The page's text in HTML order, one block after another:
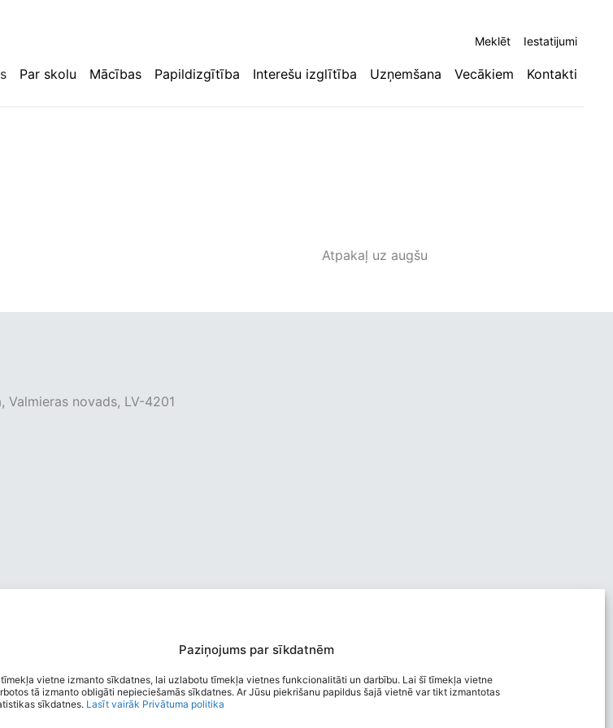
Paziņojums par sīkdatnēm
vietne izmanto sīkdatnes, lai uzlabotu tīmekļa vietnes funkcionalitāti un darbību. Lai šī tīmekļa vietne
tā izmanto obligāti nepieciešamās sīkdatnes. Ar Jūsu piekrišanu papildus šajā vietnē var tikt izmantotas
sīkdatnes. Lasīt vairāk Privātuma politika
Meklēt Iestatijumi
Par skolu Mācības Papildizgītība Interešu izglītība Uzņemšana Vecākiem Kontakti
Atpakaļ uz augšu
Valmieras novads, LV-4201